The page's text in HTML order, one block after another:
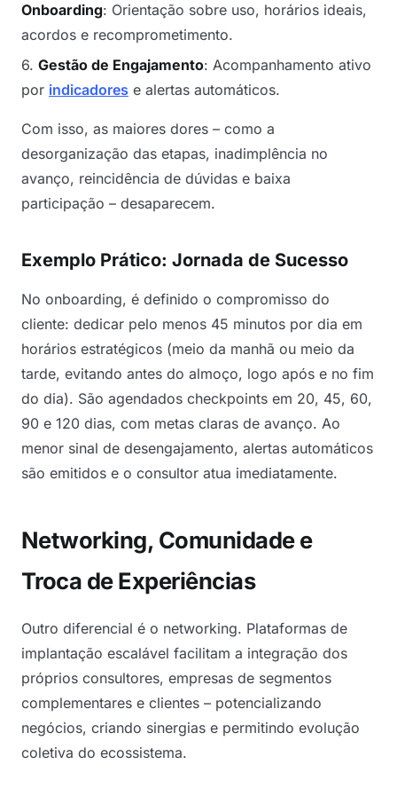
Onboarding: Orientação sobre uso, horários ideais,
acordos e recomprometimento.
6. Gestão de Engajamento: Acompanhamento ativo
por indicadores e alertas automáticos.
Com isso, as maiores dores – como a
desorganização das etapas, inadimplência no
avanço, reincidência de dúvidas e baixa
participação – desaparecem.
Exemplo Prático: Jornada de Sucesso
No onboarding, é definido o compromisso do
cliente: dedicar pelo menos 45 minutos por dia em
horários estratégicos (meio da manhã ou meio da
tarde, evitando antes do almoço, logo após e no fim
do dia). São agendados checkpoints em 20, 45, 60,
90 e 120 dias, com metas claras de avanço. Ao
menor sinal de desengajamento, alertas automáticos
são emitidos e o consultor atua imediatamente.
Networking, Comunidade e
Troca de Experiências
Outro diferencial é o networking. Plataformas de
implantação escalável facilitam a integração dos
próprios consultores, empresas de segmentos
complementares e clientes – potencializando
negócios, criando sinergias e permitindo evolução
coletiva do ecossistema.